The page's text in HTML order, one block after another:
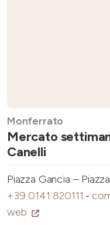
Monferrato
Mercato
Canelli
Piazza Gancia –
+39 0141 820111 -
web